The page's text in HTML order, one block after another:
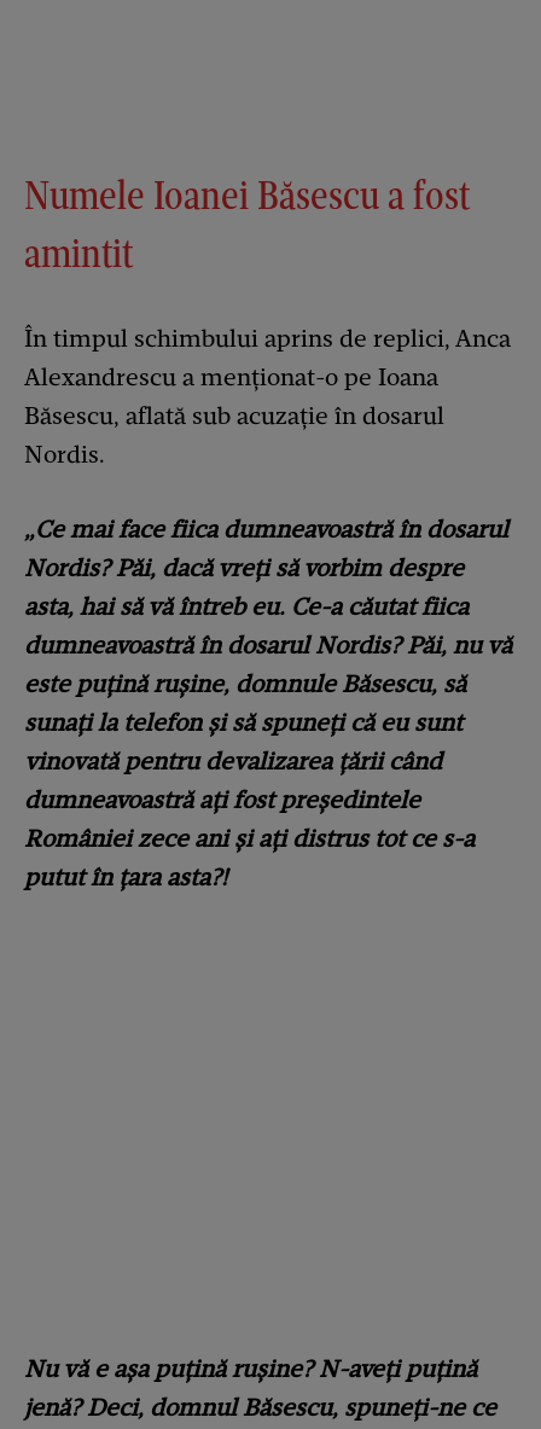
Numele Ioanei Băsescu a fost
amintit
În timpul schimbului aprins de replici, Anca
Alexandrescu a menționat-o pe Ioana
Băsescu, aflată sub acuzație în dosarul
Nordis.
„Ce mai face fiica dumneavoastră în dosarul
Nordis? Păi, dacă vreți să vorbim despre
asta, hai să vă întreb eu. Ce-a căutat fiica
dumneavoastră în dosarul Nordis? Păi, nu vă
este puțină rușine, domnule Băsescu, să
sunați la telefon și să spuneți că eu sunt
vinovată pentru devalizarea țării când
dumneavoastră ați fost președintele
României zece ani și ați distrus tot ce s-a
putut în țara asta?!
Nu vă e așa puțină rușine? N-aveți puțină
jenă? Deci, domnul Băsescu, spuneți-ne ce